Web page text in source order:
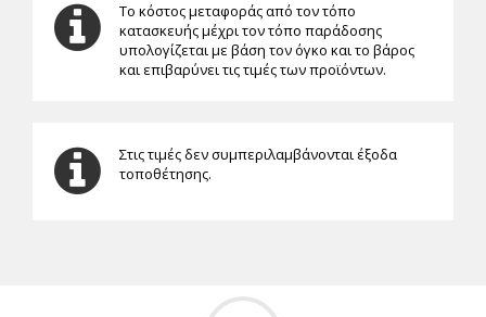
Το κόστος μεταφοράς από τον τόπο
κατασκευής μέχρι τον τόπο παράδοσης
υπολογίζεται με βάση τον όγκο και το βάρος
και επιβαρύνει τις τιμές των προϊόντων.
Στις τιμές δεν συμπεριλαμβάνονται έξοδα
τοποθέτησης.